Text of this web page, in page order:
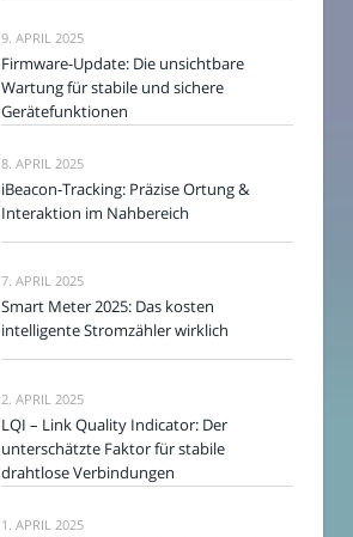
9. APRIL 2025
Firmware-Update: Die unsichtbare
Wartung für stabile und sichere
Gerätefunktionen
8. APRIL 2025
iBeacon-Tracking: Präzise Ortung &
Interaktion im Nahbereich
7. APRIL 2025
Smart Meter 2025: Das kosten
intelligente Stromzähler wirklich
2. APRIL 2025
LQI – Link Quality Indicator: Der
unterschätzte Faktor für stabile
drahtlose Verbindungen
1. APRIL 2025